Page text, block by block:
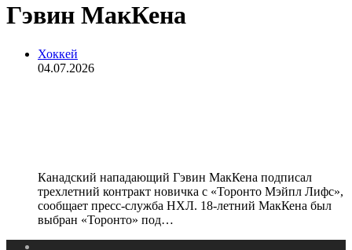
Гэвин МакКена
Хоккей
04.07.2026
Канадский нападающий Гэвин МакКена подписал
трехлетний контракт новичка с «Торонто Мэйпл Лифс»,
сообщает пресс‑служба НХЛ. 18‑летний МакКена был
выбран «Торонто» под…